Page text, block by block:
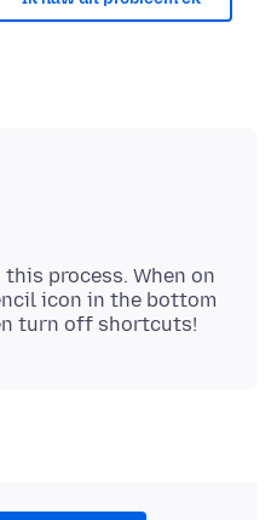
process. When on
icon in the bottom